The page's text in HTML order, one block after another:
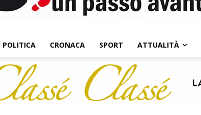
POLITICA CRONACA SPORT ATTUALITÀ